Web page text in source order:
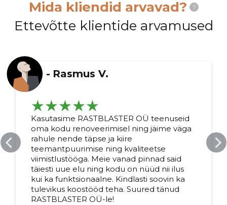
Mida kliendid arvavad? ?
Ettevõtte klientide arvamused
- Rasmus V.
Kasutasime RASTBLASTER OÜ teenuseid
oma kodu renoveerimisel ning jäime väga
rahule nende täpse ja kiire
teemantpuurimise ning kvaliteetse
viimistlustööga. Meie vanad pinnad said
täiesti uue elu ning kodu on nüüd nii ilus
kui ka funktsionaalne. Kindlasti soovin ka
tulevikus koostööd teha. Suured tänud
RASTBLASTER OÜ-le!